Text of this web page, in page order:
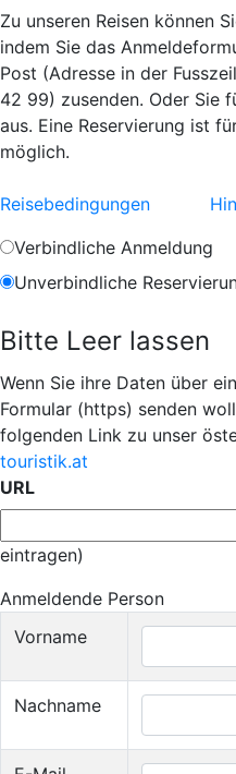
Zu unseren Reisen können
indem Sie das
Post (Adresse in der
42 99) zusenden. Oder Sie
aus. Eine Reservierung ist
möglich.
Reisebedingungen
Verbindliche Anmeldung
Unverbindliche
Wenn Sie ihre Daten über
Formular (https) senden
folgenden Link zu unser
touristik.at
Bitte Leer lassen
URL
eintragen)
Anmeldende Person
Vorname
Nachname